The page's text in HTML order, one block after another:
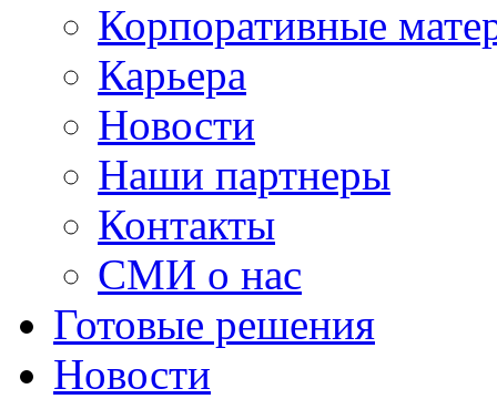
Корпоративные
Карьера
Новости
Наши партнеры
Контакты
СМИ о нас
Готовые решения
Новости